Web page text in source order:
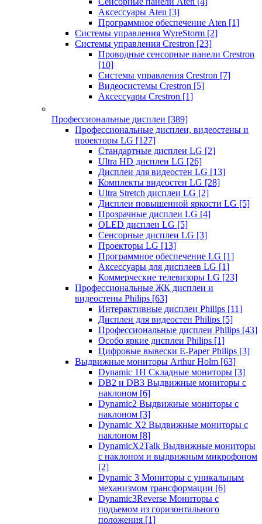
Аксессуары Aten [3]
Программное обеспечение Aten [1]
Системы управления WyreStorm [2]
Системы управления Crestron [23]
Проводные сенсорные панели Crestron
[10]
Системы управления Crestron [7]
Видеосистемы Crestron [5]
Аксессуары Crestron [1]
Профессиональные дисплеи [389]
Профессиональные дисплеи, видеостены и
проекторы LG [127]
Стандартные дисплеи LG [2]
Ultra HD дисплеи LG [26]
Дисплеи для видеостен LG [13]
Комплекты видеостен LG [28]
Ultra Stretch дисплеи LG [2]
Дисплеи повышенной яркости LG [5]
Прозрачные дисплеи LG [4]
OLED дисплеи LG [5]
Сенсорные дисплеи LG [3]
Проекторы LG [13]
Программное обеспечение LG [1]
Аксессуары для дисплеев LG [1]
Коммерческие телевизоры LG [23]
Профессиональные ЖК дисплеи и
видеостены Philips [63]
Интерактивные дисплеи Philips [11]
Дисплеи для видеостен Philips [5]
Профессиональные дисплеи Philips [43]
Особо яркие дисплеи Philips [1]
Цифровые вывески E-Paper Philips [3]
Выдвижные мониторы Arthur Holm [63]
Dynamic 1Н Складные мониторы [3]
DB2 и DB3 Выдвижные мониторы с
наклоном [6]
Dynamic2 Выдвижные мониторы с
наклоном [3]
Dynamic X2 Выдвижные мониторы с
наклоном [8]
DynamicX2Talk Выдвижные мониторы
с наклоном и выдвижным микрофоном
[2]
Dynamic 3 Мониторы с уникальным
механизмом трансформации [6]
Dynamic3Reverse Мониторы с
подъемом из горизонтального
положения [1]